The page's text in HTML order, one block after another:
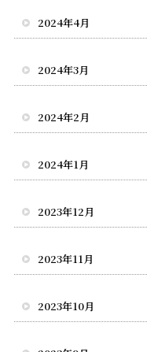
2024年4月
2024年3月
2024年2月
2024年1月
2023年12月
2023年11月
2023年10月